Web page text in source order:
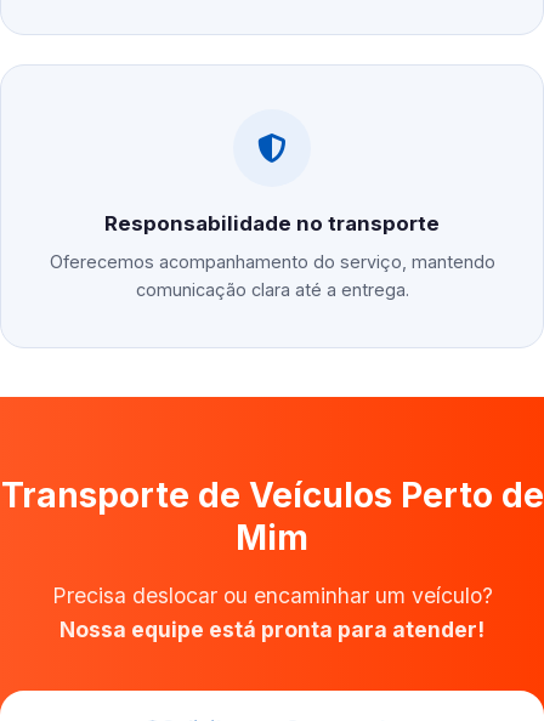
Responsabilidade no transporte
Oferecemos acompanhamento do serviço, mantendo
comunicação clara até a entrega.
Transporte de Veículos Perto de
Mim
Precisa deslocar ou encaminhar um veículo?
Nossa equipe está pronta para atender!